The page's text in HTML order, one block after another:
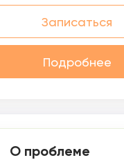
Записаться
Подробнее
О проблеме